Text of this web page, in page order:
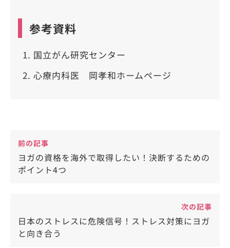
参考資料
国立がん研究センター
心療内科医 岡孝和ホームページ
前の記事
ヨガの資格を海外で取得したい！決断するための
ポイント4つ
次の記事
日本のストレスに危険信号！ストレス対策にヨガ
と向き合う